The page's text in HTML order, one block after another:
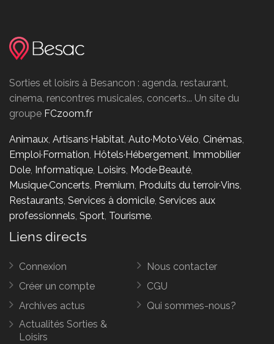
Sorties et loisirs à Besancon : agenda, restaurant,
cinema, rencontres musicales, concerts... Un site du
groupe FCzoom.fr
Animaux, Artisans·Habitat, Auto·Moto·Vélo, Cinémas,
Emploi·Formation, Hôtels·Hébergement, Immobilier
Dole, Informatique, Loisirs, Mode·Beauté,
Musique·Concerts, Premium, Produits du terroir·Vins,
Restaurants, Services à domicile, Services aux
professionnels, Sport, Tourisme.
Liens directs
Connexion
Créer un compte
Archives actus
Actualités Sorties &
Loisirs
Nous contacter
CGU
Qui sommes-nous?